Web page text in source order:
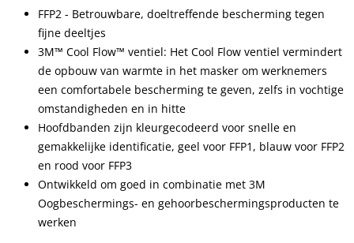
FFP2 - Betrouwbare, doeltreffende bescherming tegen
fijne deeltjes
3M™ Cool Flow™ ventiel: Het Cool Flow ventiel vermindert
de opbouw van warmte in het masker om werknemers
een comfortabele bescherming te geven, zelfs in vochtige
omstandigheden en in hitte
Hoofdbanden zijn kleurgecodeerd voor snelle en
gemakkelijke identificatie, geel voor FFP1, blauw voor FFP2
en rood voor FFP3
Ontwikkeld om goed in combinatie met 3M
Oogbeschermings- en gehoorbeschermingsproducten te
werken